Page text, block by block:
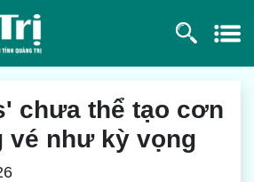
chưa thể tạo cơn
vé như kỳ vọng